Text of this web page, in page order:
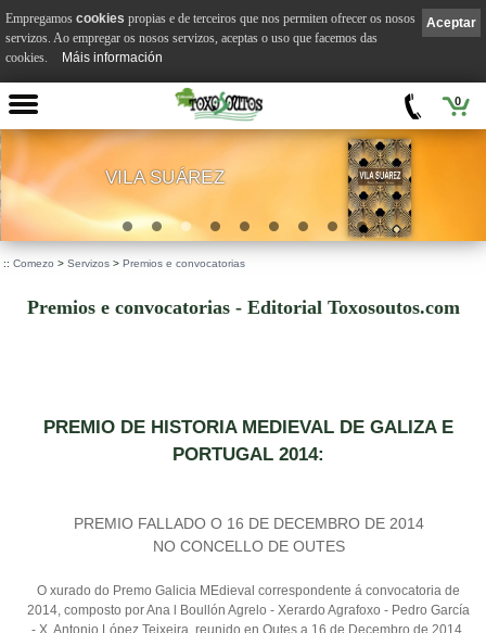
0
VILA SUÁREZ
:: Comezo > Servizos > Premios e convocatorias
Premios e convocatorias - Editorial Toxosoutos.com
PREMIO DE HISTORIA MEDIEVAL DE GALIZA E
PORTUGAL 2014:
PREMIO FALLADO O 16 DE DECEMBRO DE 2014
NO CONCELLO DE OUTES
O xurado do Premo Galicia MEdieval correspondente á convocatoria de
2014, composto por Ana l Boullón Agrelo - Xerardo Agrafoxo - Pedro García
Aceptar
Empregamos cookies propias e de terceiros que nos permiten ofrecer os nosos
servizos. Ao empregar os nosos servizos, aceptas o uso que facemos das
cookies.
Máis información